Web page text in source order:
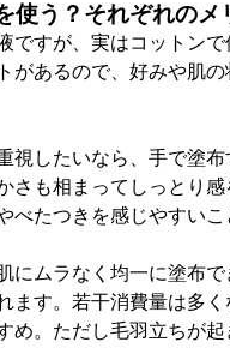
使う？それぞれのメ
ですが、実はコットン
があるので、好みや肌
視したいなら、手で塗
さも相まってしっとり
べたつきを感じやすいこ
にムラなく均一に塗布
ます。若干消費量は多
め。ただし毛羽立ちが